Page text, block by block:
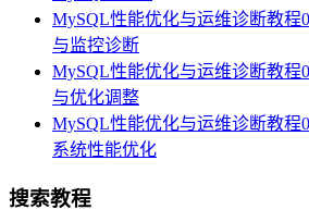
MySQL性能优化与运维诊断教程
与监控诊断
MySQL性能优化与运维诊断教程
与优化调整
MySQL性能优化与运维诊断教
系统性能优化
搜索教程